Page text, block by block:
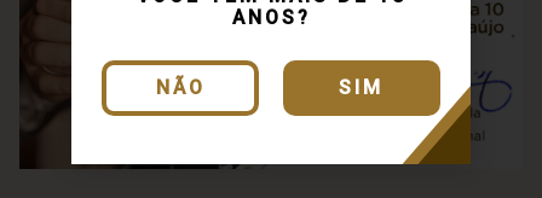
ANOS?
NÃO SIM